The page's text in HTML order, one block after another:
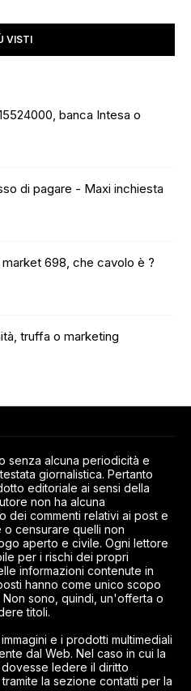
VISTI
banca Intesa o
di pagare - Maxi inchiesta
698, che cavolo è ?
truffa o marketing
senza alcuna periodicità e
giornalistica. Pertanto
editoriale ai sensi della
non ha alcuna
dei commenti relativi ai post e
o censurare quelli non
aperto e civile. Ogni lettore
per i rischi dei propri
informazioni contenute in
hanno come unico scopo
sono, quindi, un'offerta o
titoli.
e i prodotti multimediali
dal Web. Nel caso in cui la
ledere il diritto
la sezione contatti per la